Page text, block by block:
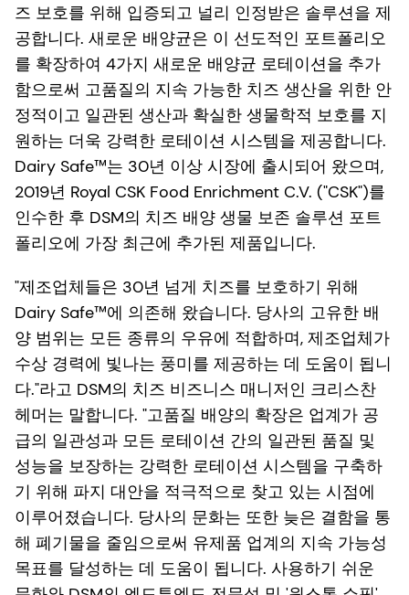
즈 보호를 위해 입증되고 널리 인정받은 솔루션을 제
공합니다. 새로운 배양균은 이 선도적인 포트폴리오
를 확장하여 4가지 새로운 배양균 로테이션을 추가
함으로써 고품질의 지속 가능한 치즈 생산을 위한 안
정적이고 일관된 생산과 확실한 생물학적 보호를 지
원하는 더욱 강력한 로테이션 시스템을 제공합니다.
Dairy Safe™는 30년 이상 시장에 출시되어 왔으며,
2019년 Royal CSK Food Enrichment C.V. ("CSK")를
인수한 후 DSM의 치즈 배양 생물 보존 솔루션 포트
폴리오에 가장 최근에 추가된 제품입니다.
"제조업체들은 30년 넘게 치즈를 보호하기 위해
Dairy Safe™에 의존해 왔습니다. 당사의 고유한 배
양 범위는 모든 종류의 우유에 적합하며, 제조업체가
수상 경력에 빛나는 풍미를 제공하는 데 도움이 됩니
다."라고 DSM의 치즈 비즈니스 매니저인 크리스찬
헤머는 말합니다. "고품질 배양의 확장은 업계가 공
급의 일관성과 모든 로테이션 간의 일관된 품질 및
성능을 보장하는 강력한 로테이션 시스템을 구축하
기 위해 파지 대안을 적극적으로 찾고 있는 시점에
이루어졌습니다. 당사의 문화는 또한 늦은 결함을 통
해 폐기물을 줄임으로써 유제품 업계의 지속 가능성
목표를 달성하는 데 도움이 됩니다. 사용하기 쉬운